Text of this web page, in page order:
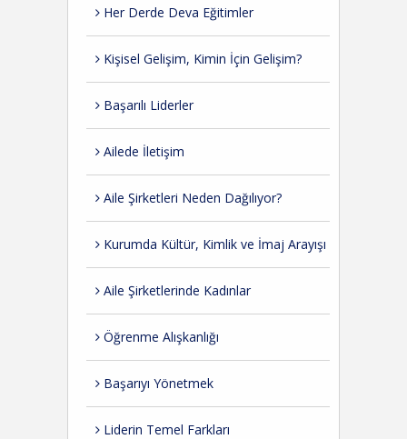
Her Derde Deva Eğitimler
Kişisel Gelişim, Kimin İçin Gelişim?
Başarılı Liderler
Ailede İletişim
Aile Şirketleri Neden Dağılıyor?
Kurumda Kültür, Kimlik ve İmaj Arayışı
Aile Şirketlerinde Kadınlar
Öğrenme Alışkanlığı
Başarıyı Yönetmek
Liderin Temel Farkları